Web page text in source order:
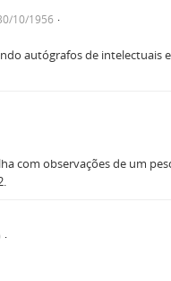
10/1956
autógrafos de
com observações de um